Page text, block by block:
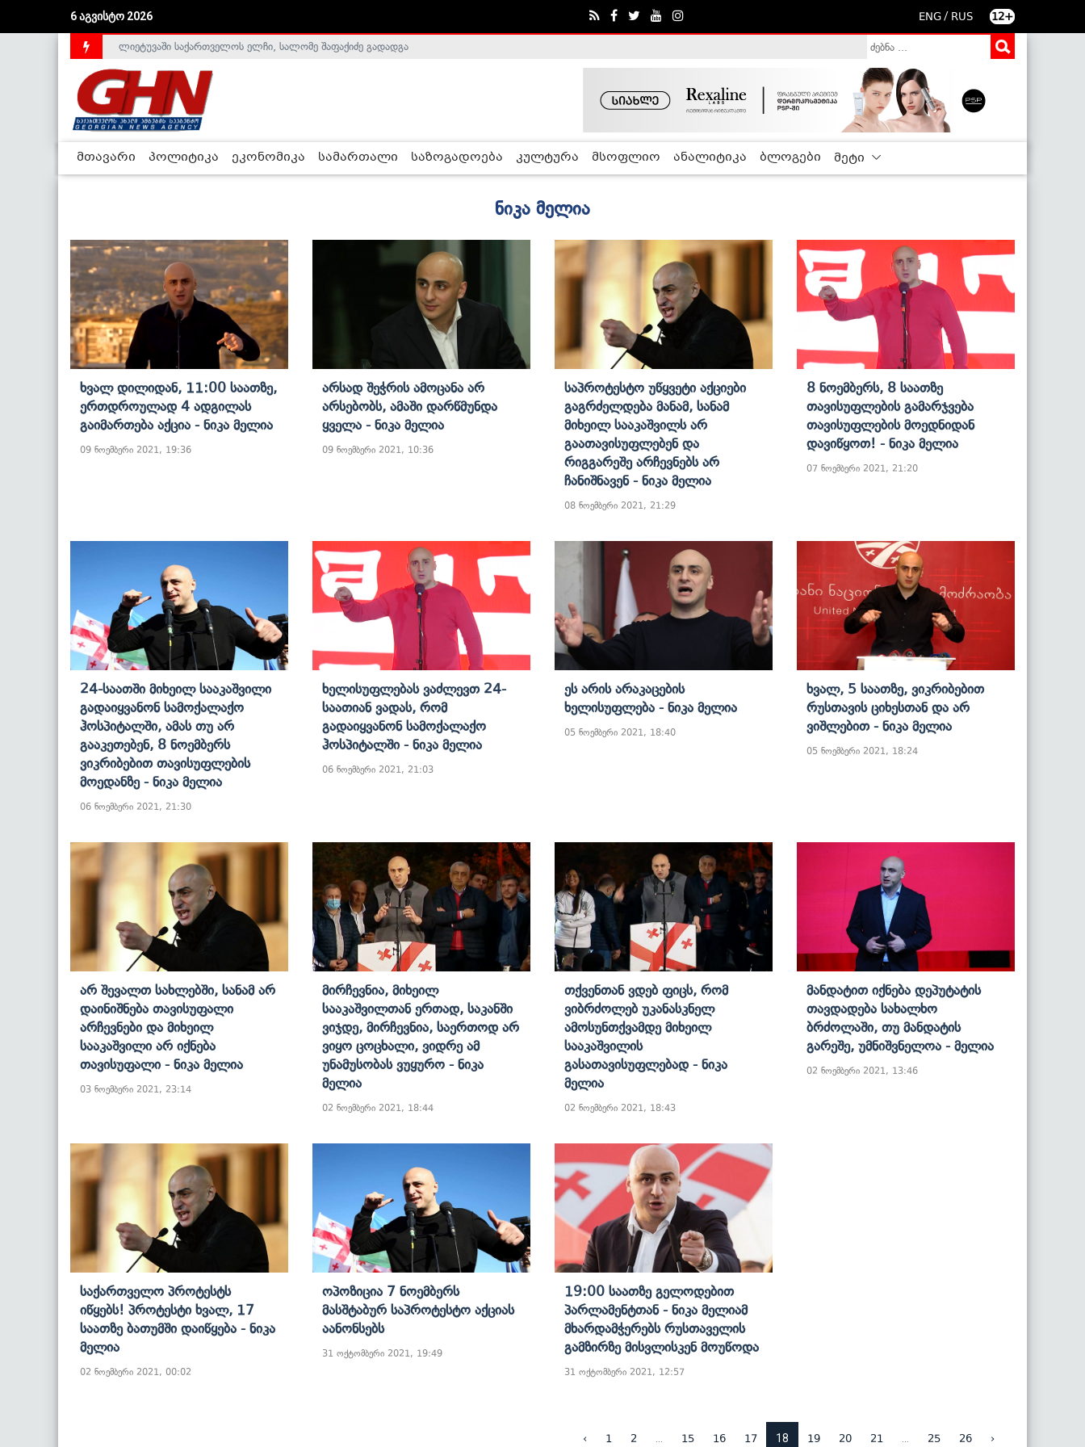
6 აგვისტო 2026 ENG / RUS 12+
ლიეტუვაში საქართველოს ელჩი, სალომე შაფაქიძე გადადგა
მთავარი პოლიტიკა ეკონომიკა სამართალი საზოგადოება კულტურა მსოფლიო ანალიტიკა ბლოგები მეტი
ნიკა მელია
Ხვალ Დილიდან, 11:00 Საათზე,
Ერთდროულად 4 Ადგილას
Გაიმართება Აქცია - Ნიკა Მელია
09 ნოემბერი 2021, 19:36
Არსად Შეჭრის Ამოცანა Არ
Არსებობს, Ამაში Დარწმუნდა
Ყველა - Ნიკა Მელია
09 ნოემბერი 2021, 10:36
Საპროტესტო Უწყვეტი Აქციები
Გაგრძელდება Მანამ, Სანამ
Მიხეილ Სააკაშვილს Არ
Გაათავისუფლებენ Და
Რიგგარეშე Არჩევნებს Არ
Ჩანიშნავენ - Ნიკა Მელია
08 ნოემბერი 2021, 21:29
8 Ნოემბერს, 8 Საათზე
Თავისუფლების Გამარჯვება
Თავისუფლების Მოედნიდან
Დავიწყოთ! - Ნიკა Მელია
07 ნოემბერი 2021, 21:20
24-Საათში Მიხეილ Სააკაშვილი
Გადაიყვანონ Სამოქალაქო
Ჰოსპიტალში, Ამას Თუ Არ
Გააკეთებენ, 8 Ნოემბერს
Ვიკრიბებით Თავისუფლების
Მოედანზე - Ნიკა Მელია
06 ნოემბერი 2021, 21:30
Ხელისუფლებას Ვაძლევთ 24-
Საათიან Ვადას, Რომ
Გადაიყვანონ Სამოქალაქო
Ჰოსპიტალში - Ნიკა Მელია
06 ნოემბერი 2021, 21:03
Ეს Არის Არაკაცების
Ხელისუფლება - Ნიკა Მელია
05 ნოემბერი 2021, 18:40
Ხვალ, 5 Საათზე, Ვიკრიბებით
Რუსთავის Ციხესთან Და Არ
Ვიშლებით - Ნიკა Მელია
05 ნოემბერი 2021, 18:24
Არ Შევალთ Სახლებში, Სანამ Არ
Დაინიშნება Თავისუფალი
Არჩევნები Და Მიხეილ
Სააკაშვილი Არ Იქნება
Თავისუფალი - Ნიკა Მელია
03 ნოემბერი 2021, 23:14
Მირჩევნია, Მიხეილ
Სააკაშვილთან Ერთად, Საკანში
Ვიჯდე, Მირჩევნია, Საერთოდ Არ
Ვიყო Ცოცხალი, Ვიდრე Ამ
Უნამუსობას Ვუყურო - Ნიკა
Მელია
02 ნოემბერი 2021, 18:44
Თქვენთან Ვდებ Ფიცს, Რომ
Ვიბრძოლებ Უკანასკნელ
Ამოსუნთქვამდე Მიხეილ
Სააკაშვილის
Გასათავისუფლებად - Ნიკა
Მელია
02 ნოემბერი 2021, 18:43
Მანდატით Იქნება Დეპუტატის
Თავდადება Სახალხო
Ბრძოლაში, Თუ Მანდატის
Გარეშე, Უმნიშვნელოა - Მელია
02 ნოემბერი 2021, 13:46
Საქართველო Პროტესტს
Იწყებს! Პროტესტი Ხვალ, 17
Საათზე Ბათუმში Დაიწყება - Ნიკა
Მელია
02 ნოემბერი 2021, 00:02
Ოპოზიცია 7 Ნოემბერს
Მასშტაბურ Საპროტესტო Აქციას
Აანონსებს
31 ოქტომბერი 2021, 19:49
19:00 Საათზე Გელოდებით
Პარლამენტთან - Ნიკა Მელიამ
Მხარდამჭერებს Რუსთაველის
Გამზირზე Მისვლისკენ Მოუწოდა
31 ოქტომბერი 2021, 12:57
‹ 1 2 15 16 17 18 19 20 21 25 26 ›